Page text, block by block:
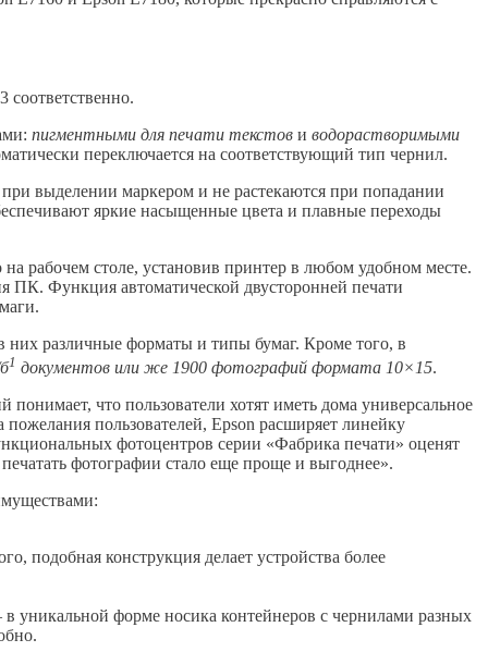
пигментными для печати текстов и водорастворимыми
переключается на соответствующий тип чернил.
выделении маркером и не растекаются при попадании
яркие насыщенные цвета и плавные переходы
рабочем столе, установив принтер в любом удобном месте.
ПК. Функция автоматической двусторонней печати
них различные форматы и типы бумаг. Кроме того, в
1 документов или же 1900 фотографий формата 10×15.
что пользователи хотят иметь дома универсальное
пользователей, Epson расширяет линейку
фотоцентров серии «Фабрика печати» оценят
фотографии стало еще проще и выгоднее».
подобная конструкция делает устройства более
уникальной форме носика контейнеров с чернилами разных